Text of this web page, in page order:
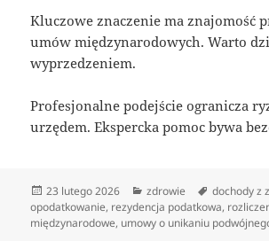
Kluczowe znaczenie ma znajomość
umów międzynarodowych. Warto
wyprzedzeniem.
Profesjonalne podejście ogranicza
urzędem. Ekspercka pomoc bywa
Data
publikacji
23 lutego 2026 Kategorie
zdrowie Tagi
dochody z
opodatkowanie, rezydencja podatkowa,
międzynarodowe, umowy o unikaniu